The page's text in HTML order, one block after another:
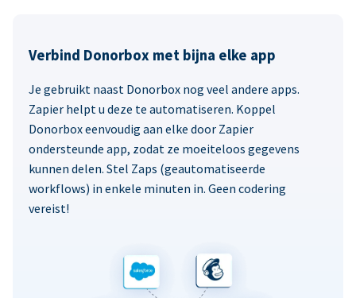
Verbind Donorbox met bijna elke app
Je gebruikt naast Donorbox nog veel andere apps.
Zapier helpt u deze te automatiseren. Koppel
Donorbox eenvoudig aan elke door Zapier
ondersteunde app, zodat ze moeiteloos gegevens
kunnen delen. Stel Zaps (geautomatiseerde
workflows) in enkele minuten in. Geen codering
vereist!